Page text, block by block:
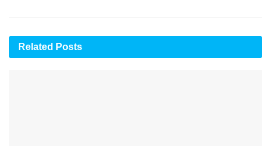
Related Posts